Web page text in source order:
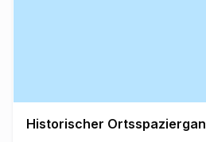
Historischer